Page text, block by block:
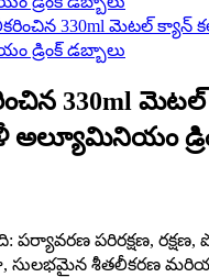
330ml
అల్యూమినియం
పర్యావరణ పరిరక్షణ, రక్షణ,
సులభమైన శీతలీకరణ